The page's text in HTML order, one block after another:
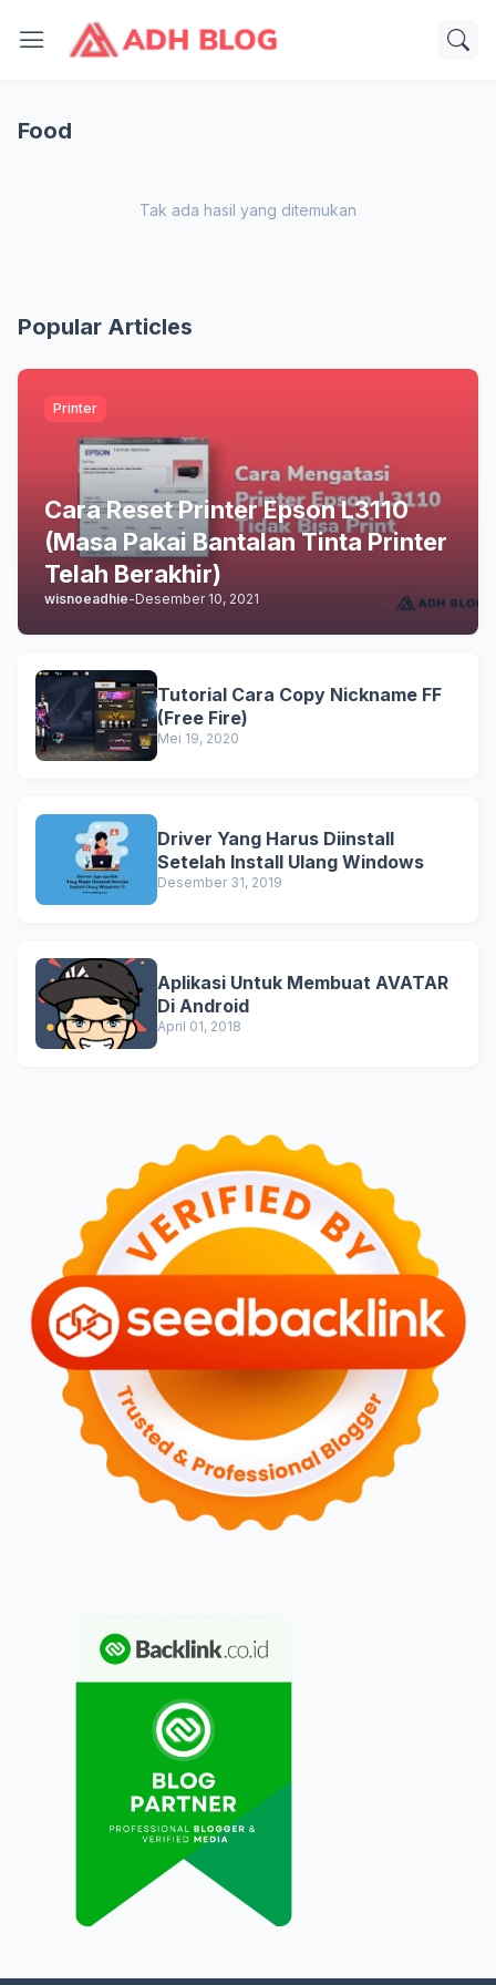
Food
Tak ada hasil yang ditemukan
Popular Articles
Printer
Cara Reset Printer Epson L3110
(Masa Pakai Bantalan Tinta Printer
Telah Berakhir)
wisnoeadhie-Desember 10, 2021
Tutorial Cara Copy Nickname FF
(Free Fire)
Mei 19, 2020
Driver Yang Harus Diinstall
Setelah Install Ulang Windows
Desember 31, 2019
Aplikasi Untuk Membuat AVATAR
Di Android
April 01, 2018